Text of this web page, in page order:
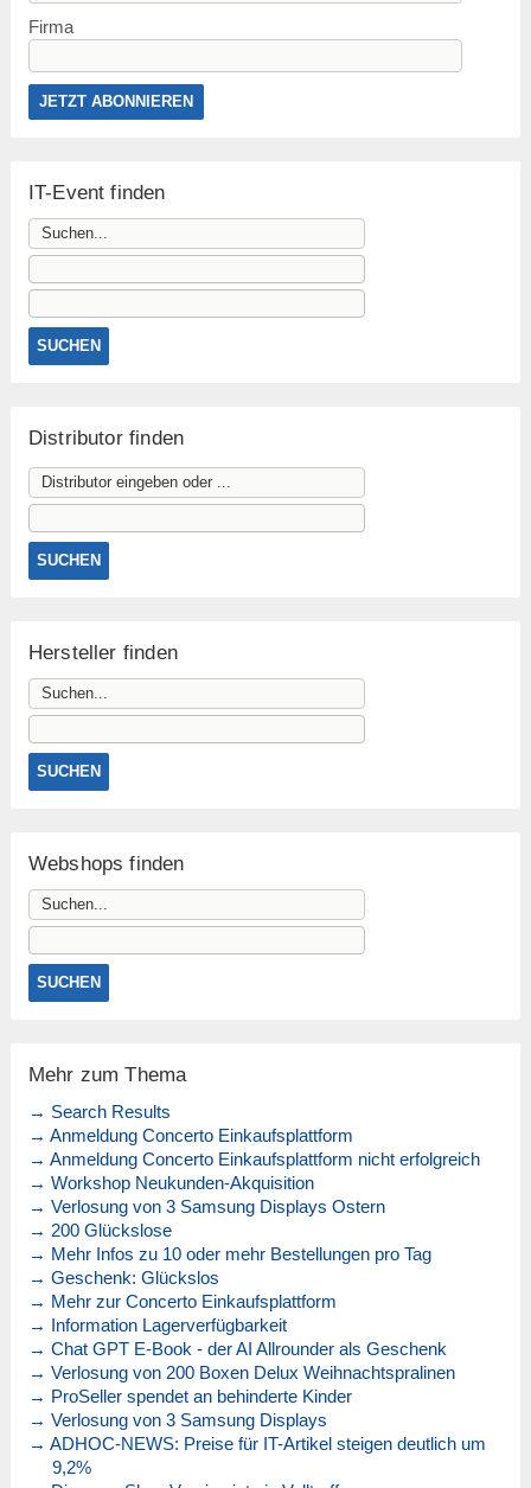
Firma
IT-Event finden
Distributor finden
Hersteller finden
Webshops finden
Mehr zum Thema
→ Search Results
→ Anmeldung Concerto Einkaufsplattform
→ Anmeldung Concerto Einkaufsplattform nicht erfolgreich
→ Workshop Neukunden-Akquisition
→ Verlosung von 3 Samsung Displays Ostern
→ 200 Glückslose
→ Mehr Infos zu 10 oder mehr Bestellungen pro Tag
→ Geschenk: Glückslos
→ Mehr zur Concerto Einkaufsplattform
→ Information Lagerverfügbarkeit
→ Chat GPT E-Book - der AI Allrounder als Geschenk
→ Verlosung von 200 Boxen Delux Weihnachtspralinen
→ ProSeller spendet an behinderte Kinder
→ Verlosung von 3 Samsung Displays
→ ADHOC-NEWS: Preise für IT-Artikel steigen deutlich um
9,2%